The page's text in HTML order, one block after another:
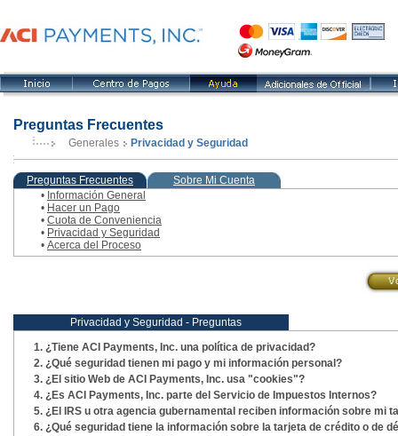
Preguntas Frecuentes
Generales Privacidad y Seguridad
Preguntas Frecuentes
Sobre Mi Cuenta
• Información General
• Hacer un Pago
• Cuota de Conveniencia
• Privacidad y Seguridad
• Acerca del Proceso
Privacidad y Seguridad - Preguntas
¿Tiene ACI Payments, Inc. una política de privacidad?
¿Qué seguridad tienen mi pago y mi información personal?
¿El sitio Web de ACI Payments, Inc. usa "cookies"?
¿Es ACI Payments, Inc. parte del Servicio de Impuestos Internos?
¿El IRS u otra agencia gubernamental reciben información sobre mi
¿Qué seguridad tiene la información sobre la tarjeta de crédito o de